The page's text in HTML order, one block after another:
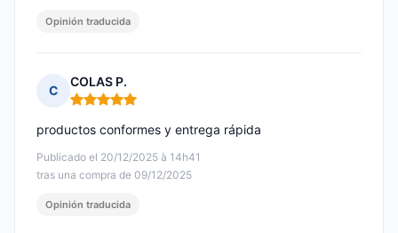
Opinión traducida
C
COLAS P.
Nota: 5 de 5
Publicado el 20/12/2025 à 14h41
tras una compra de 09/12/2025
productos conformes y entrega rápida
Opinión traducida